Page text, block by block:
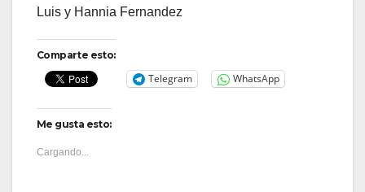
Luis y Hannia Fernandez
Comparte esto:
Telegram WhatsApp
Me gusta esto:
Cargando...